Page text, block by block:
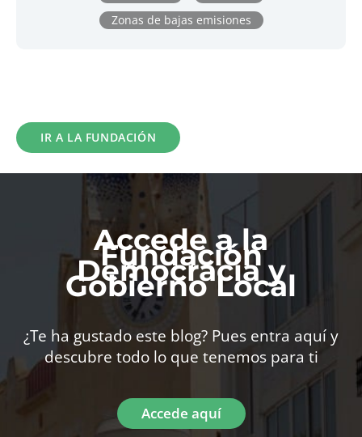
Zonas de bajas emisiones
IR A LA FUNDACIÓN
Accede a la
Fundación
Democracia y
Gobierno Local
¿Te ha gustado este blog? Pues entra aquí y
descubre todo lo que tenemos para ti
Accede aquí